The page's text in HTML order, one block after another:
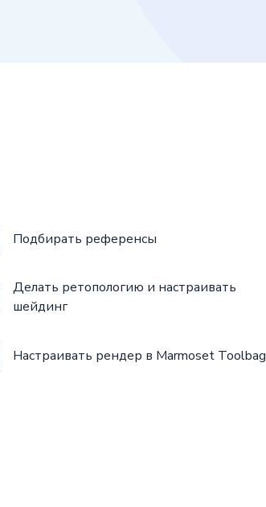
Подбирать референсы
Делать ретопологию и настраивать
шейдинг
Настраивать рендер в Marmoset Toolbag